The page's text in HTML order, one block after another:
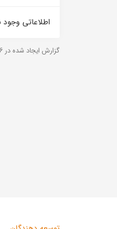
اطلاعاتی وجود
گزارش ایجاد شده در 2026-08-07 ساعت 10:23:19 (UTC +03:30).